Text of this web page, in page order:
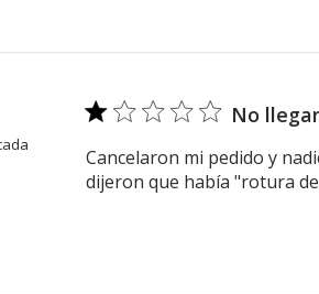
No
Cancelaron mi pedido y
dijeron que había "rotura